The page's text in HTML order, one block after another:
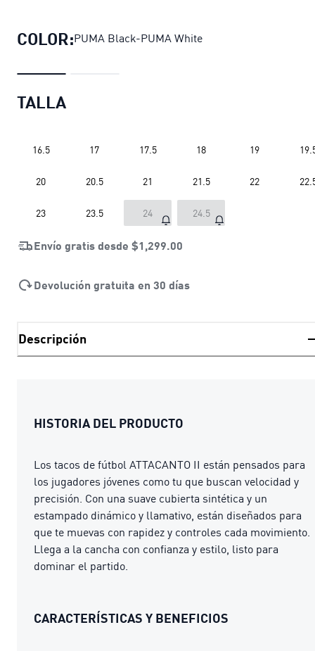
COLOR:PUMA Black-PUMA White
TALLA
16.5 17 17.5 18 19
20 20.5 21 21.5 22
23 23.5 24 24.5
Envío gratis desde $1,299.00
Devolución gratuita en 30 días
Descripción
HISTORIA DEL PRODUCTO
Los tacos de fútbol ATTACANTO II están pensados para
los jugadores jóvenes como tu que buscan velocidad y
precisión. Con una suave cubierta sintética y un
estampado dinámico y llamativo, están diseñados para
que te muevas con rapidez y controles cada movimiento.
Llega a la cancha con confianza y estilo, listo para
dominar el partido.
CARACTERÍSTICAS Y BENEFICIOS